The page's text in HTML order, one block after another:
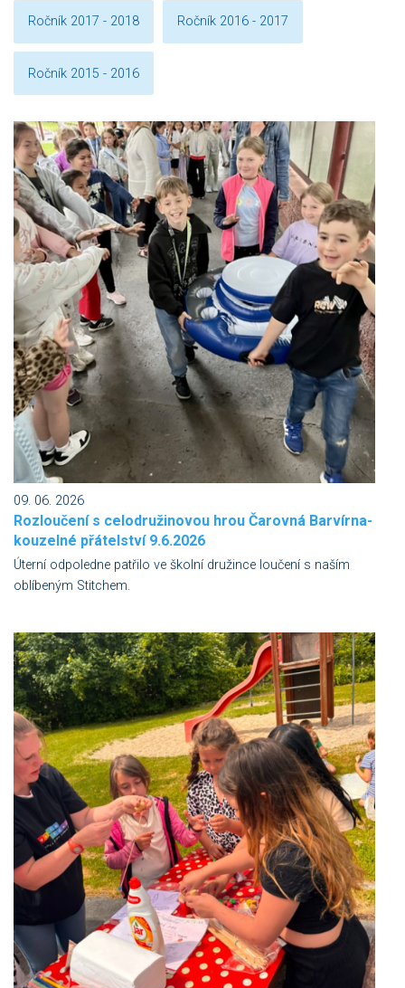
Ročník 2017 - 2018 Ročník 2016 - 2017
Ročník 2015 - 2016
09. 06. 2026
Rozloučení s celodružinovou hrou Čarovná Barvírna-
kouzelné přátelství 9.6.2026
Úterní odpoledne patřilo ve školní družince loučení s naším
oblíbeným Stitchem.